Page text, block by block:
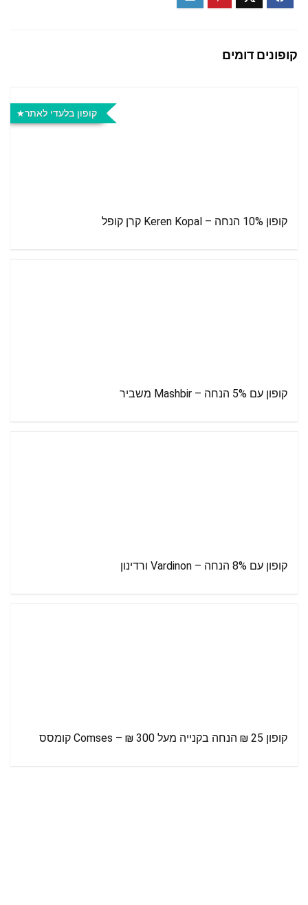
קופונים דומים
קופון בלעדי לאתר
קופון 10% הנחה – Keren Kopal קרן קופל
קופון עם 5% הנחה – Mashbir משביר
קופון עם 8% הנחה – Vardinon ורדינון
קופון 25 ₪ הנחה בקנייה מעל 300 ₪ – Comses קומסס